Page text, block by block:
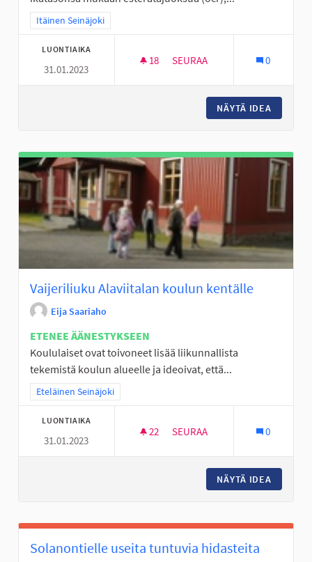
Rajaa tulokset teeman mukaan: Itäinen Seinäjoki
Itäinen Seinäjoki
LUONTIAIKA
31.01.2023
18 18 SEURAAJAA
SEURAA 0
NÄYTÄ IDEA
Vaijeriliuku Alaviitalan koulun kentälle
Eija Saariaho
ETENEE ÄÄNESTYKSEEN
Koululaiset ovat toivoneet lisää liikunnallista
tekemistä koulun alueelle ja ideoivat, että...
Rajaa tulokset teeman mukaan: Eteläinen Seinäjoki
Eteläinen Seinäjoki
LUONTIAIKA
31.01.2023
22 22 SEURAAJAA
SEURAA 0
NÄYTÄ IDEA
Solanontielle useita tuntuvia hidasteita